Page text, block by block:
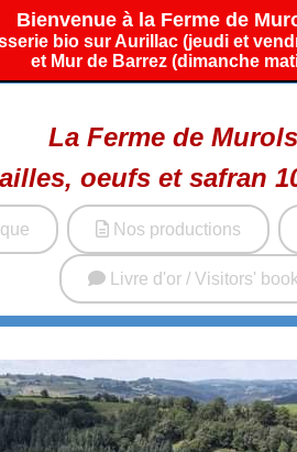
Bienvenue à la Ferme de
bio sur Aurillac (jeudi et
et Mur de Barrez (dimanche
La Ferme de Murols
oeufs et safran
Nos productions
Livre d'or / Visitors' book